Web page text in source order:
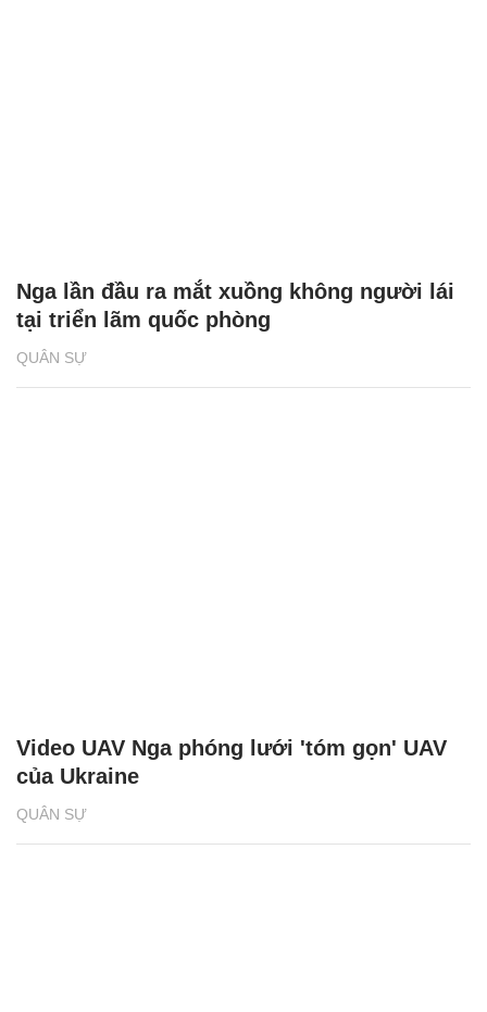
QUÂN SỰ
Nga lần đầu ra mắt xuồng không người lái
tại triển lãm quốc phòng
QUÂN SỰ
Video UAV Nga phóng lưới 'tóm gọn' UAV
của Ukraine